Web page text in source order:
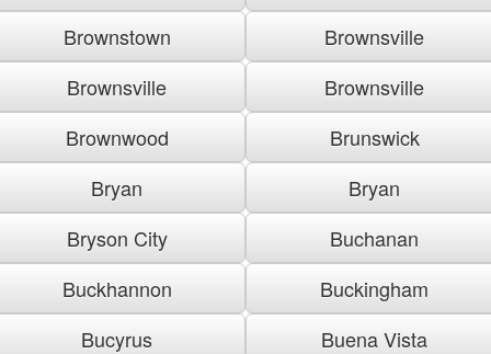
Brownstown
Brownsville
Brownsville
Brownsville
Brownwood
Brunswick
Bryan
Bryan
Bryson City
Buchanan
Buckhannon
Buckingham
Bucyrus
Buena Vista